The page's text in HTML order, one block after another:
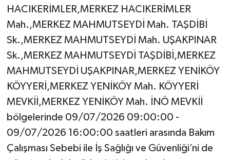
HACIKERİMLER,MERKEZ HACIKERİMLER
Mah.,MERKEZ MAHMUTSEYDİ Mah. TAŞDİBİ
Sk.,MERKEZ MAHMUTSEYDİ Mah. UŞAKPINAR
Sk.,MERKEZ MAHMUTSEYDİ TAŞDİBİ,MERKEZ
MAHMUTSEYDİ UŞAKPINAR,MERKEZ YENİKÖY
KÖYYERİ,MERKEZ YENİKÖY Mah. KÖYYERİ
MEVKİİ,MERKEZ YENİKÖY Mah. İNÖ MEVKİİ
bölgelerinde 09/07/2026 09:00:00 -
09/07/2026 16:00:00 saatleri arasında Bakım
Çalışması Sebebi ile İş Sağlığı ve Güvenliği’ni de